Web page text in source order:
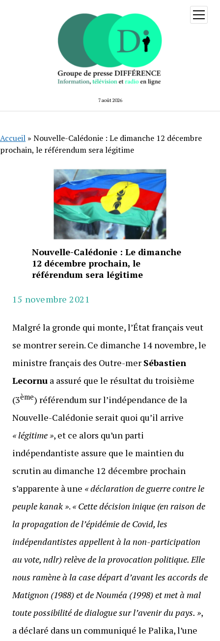
7 août 2026
ouvrir
menu
Accueil » Nouvelle-Calédonie : Le dimanche 12 décembre
prochain, le référendum sera légitime
Nouvelle-Calédonie : Le dimanche
12 décembre prochain, le
référendum sera légitime
15 novembre 2021
Malgré la gronde qui monte, l’État français veut
se montrer serein. Ce dimanche 14 novembre, le
ministre français des Outre-mer Sébastien
Lecornua assuré que le résultat du troisième
(3ème) référendum sur l’indépendance de la
Nouvelle-Calédonie serait quoi qu’il arrive
« légitime », et ce alors qu’un parti
indépendantiste assure que le maintien du
scrutin au dimanche 12 décembre prochain
s’apparente à une « déclaration de guerre contre le
peuple kanak ». « Cette décision inique (en raison de
la propagation de l’épidémie de Covid, les
indépendantistes appellent à la non-participation
au vote, ndlr) relève de la provocation politique. Elle
nous ramène à la case départ d’avant les accords de
Matignon (1988) et de Nouméa (1998) et met à mal
toute possibilité de dialogue sur l’avenir du pays. »,
a déclaré dans un communiqué le Palika, l’une